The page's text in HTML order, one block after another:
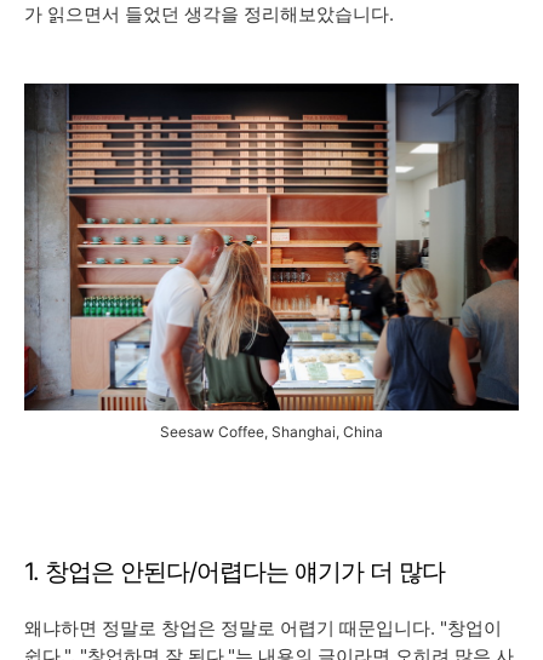
가 읽으면서 들었던 생각을 정리해보았습니다.
Seesaw Coffee, Shanghai, China
1. 창업은 안된다/어렵다는 얘기가 더 많다
왜냐하면 정말로 창업은 정말로 어렵기 때문입니다. "창업이